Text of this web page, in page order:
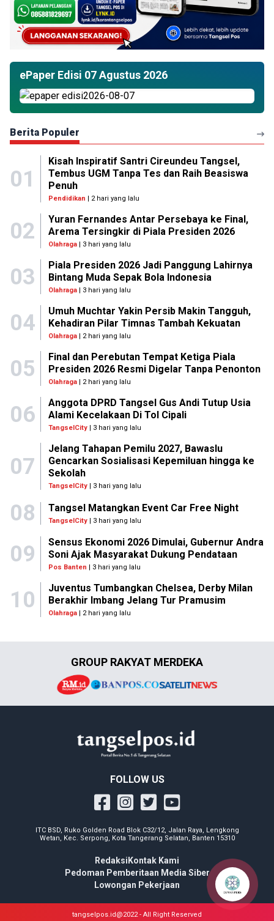
ePaper Edisi 07 Agustus 2026
Berita Populer
01
Kisah Inspiratif Santri Cireundeu Tangsel,
Tembus UGM Tanpa Tes dan Raih Beasiswa
Penuh
Pendidikan | 2 hari yang lalu
02
Yuran Fernandes Antar Persebaya ke Final,
Arema Tersingkir di Piala Presiden 2026
Olahraga| 3 hari yang lalu
03
Piala Presiden 2026 Jadi Panggung Lahirnya
Bintang Muda Sepak Bola Indonesia
Olahraga| 3 hari yang lalu
04
Umuh Muchtar Yakin Persib Makin Tangguh,
Kehadiran Pilar Timnas Tambah Kekuatan
Olahraga| 2 hari yang lalu
05
Final dan Perebutan Tempat Ketiga Piala
Presiden 2026 Resmi Digelar Tanpa Penonton
Olahraga| 2 hari yang lalu
06
Anggota DPRD Tangsel Gus Andi Tutup Usia
Alami Kecelakaan Di Tol Cipali
TangselCity| 3 hari yang lalu
07
Jelang Tahapan Pemilu 2027, Bawaslu
Gencarkan Sosialisasi Kepemiluan hingga ke
Sekolah
TangselCity| 3 hari yang lalu
08 Tangsel Matangkan Event Car Free Night
TangselCity | 3 hari yang lalu
09
Sensus Ekonomi 2026 Dimulai, Gubernur Andra
Soni Ajak Masyarakat Dukung Pendataan
Pos Banten | 3 hari yang lalu
10
Juventus Tumbangkan Chelsea, Derby Milan
Berakhir Imbang Jelang Tur Pramusim
Olahraga| 2 hari yang lalu
GROUP RAKYAT MERDEKA
FOLLOW US
ITC BSD, Ruko Golden Road Blok C32/12, Jalan Raya, Lengkong
Wetan, Kec. Serpong, Kota Tangerang Selatan, Banten 15310
Redaksi Kontak Kami
Pedoman Pemberitaan Media Siber
Lowongan Pekerjaan
tangselpos.id@2022 - All Right Reserved